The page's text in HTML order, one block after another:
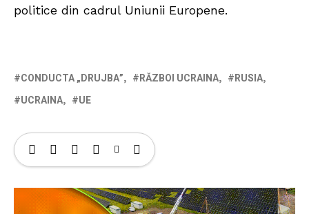
politice din cadrul Uniunii Europene.
CONDUCTA „DRUJBA” RĂZBOI UCRAINA
RUSIA
UCRAINA
UE